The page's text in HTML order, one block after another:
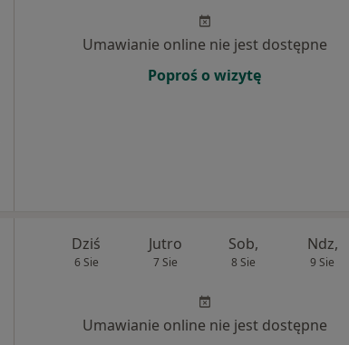
Umawianie online nie jest dostępne
Poproś o wizytę
Dziś
6 Sie
Jutro
7 Sie
Sob,
8 Sie
Ndz,
9 Sie
Umawianie online nie jest dostępne